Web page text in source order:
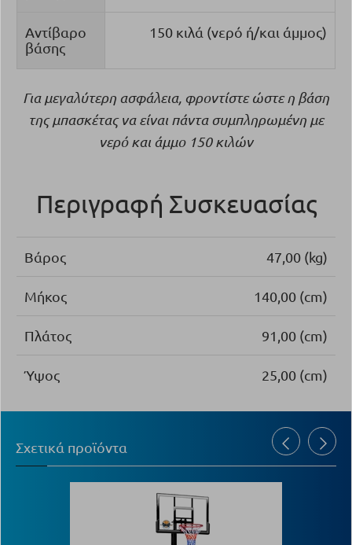
Αντίβαρο
βάσης
150 κιλά (νερό ή/και άμμος)
Για μεγαλύτερη ασφάλεια, φροντίστε ώστε η βάση
της μπασκέτας να είναι πάντα συμπληρωμένη με
νερό και άμμο 150 κιλών
Περιγραφή Συσκευασίας
Βάρος 47,00 (kg)
Μήκος 140,00 (cm)
Πλάτος 91,00 (cm)
Ύψος 25,00 (cm)
Σχετικά προϊόντα